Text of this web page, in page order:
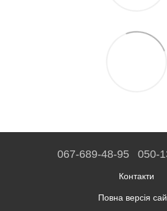
067-689-48-95 050-
Контакти
Повна версія